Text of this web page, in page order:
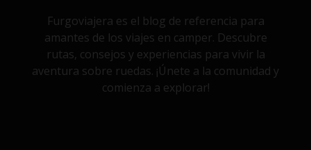
Furgoviajera es el blog de referencia para
amantes de los viajes en camper. Descubre
rutas, consejos y experiencias para vivir la
aventura sobre ruedas. ¡Únete a la comunidad y
comienza a explorar!